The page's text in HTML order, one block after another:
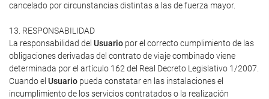
cancelado por circunstancias distintas a las de fuerza mayor.
13. RESPONSABILIDAD
La responsabilidad del Usuario por el correcto cumplimiento de las
obligaciones derivadas del contrato de viaje combinado viene
determinada por el artículo 162 del Real Decreto Legislativo 1/2007.
Cuando el Usuario pueda constatar en las instalaciones el
incumplimiento de los servicios contratados o la realización